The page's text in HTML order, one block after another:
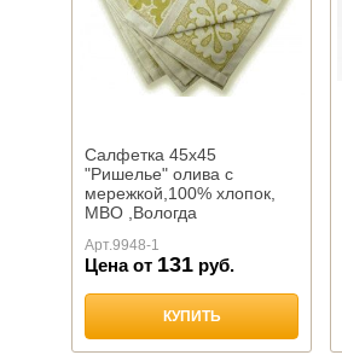
Салфетка 45х45
"Ришелье" олива с
мережкой,100% хлопок,
МВО ,Вологда
Арт.9948-1
Цена от 131 руб.
КУПИТЬ